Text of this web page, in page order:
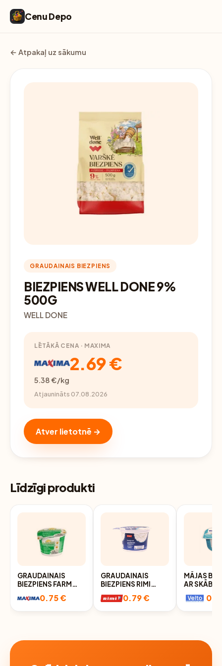
Cenu Depo
← Atpakaļ uz sākumu
GRAUDAINAIS BIEZPIENS
BIEZPIENS WELL DONE 9%
500G
WELL DONE
LĒTĀKĀ CENA · MAXIMA
2.69 €
5.38 €/kg
Atjaunināts 07.08.2026
Atver lietotnē →
Līdzīgi produkti
GRAUDAINAIS
BIEZPIENS FARM
0.75 €
GRAUDAINAIS
BIEZPIENS RIMI
0.79 €
MĀJAS
AR SKĀBO